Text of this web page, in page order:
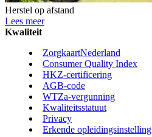
Herstel op afstand
Lees meer
Kwaliteit
ZorgkaartNederland
Consumer Quality Index
HKZ-certificering
AGB-code
WTZa-vergunning
Kwaliteitsstatuut
Privacy
Erkende opleidingsinstelling